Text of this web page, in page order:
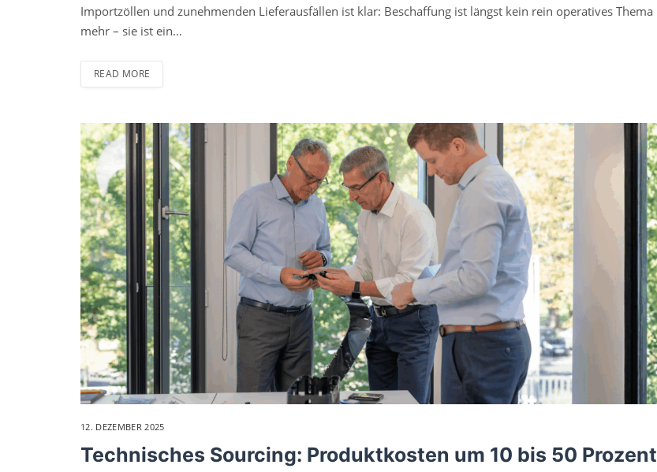
Importzöllen und zunehmenden Lieferausfällen ist klar: Beschaffung ist längst kein rein operatives Thema
mehr – sie ist ein…
READ MORE
12. DEZEMBER 2025
Technisches Sourcing: Produktkosten um 10 bis 50 Prozent